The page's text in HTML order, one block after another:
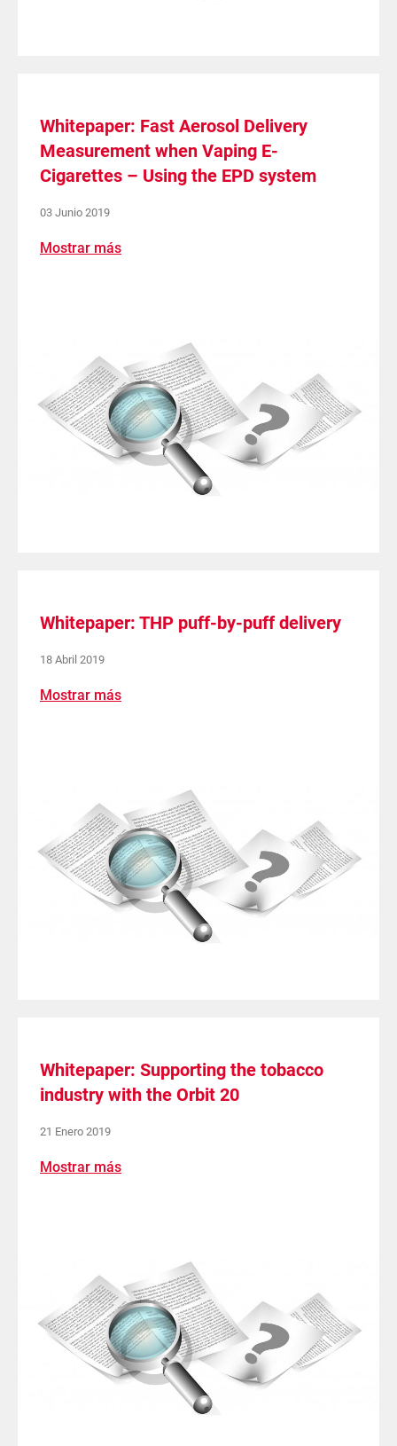
Whitepaper: Fast Aerosol Delivery
Measurement when Vaping E-
Cigarettes – Using the EPD system
03 Junio 2019
Mostrar más
Whitepaper: THP puff-by-puff delivery
18 Abril 2019
Mostrar más
Whitepaper: Supporting the tobacco
industry with the Orbit 20
21 Enero 2019
Mostrar más